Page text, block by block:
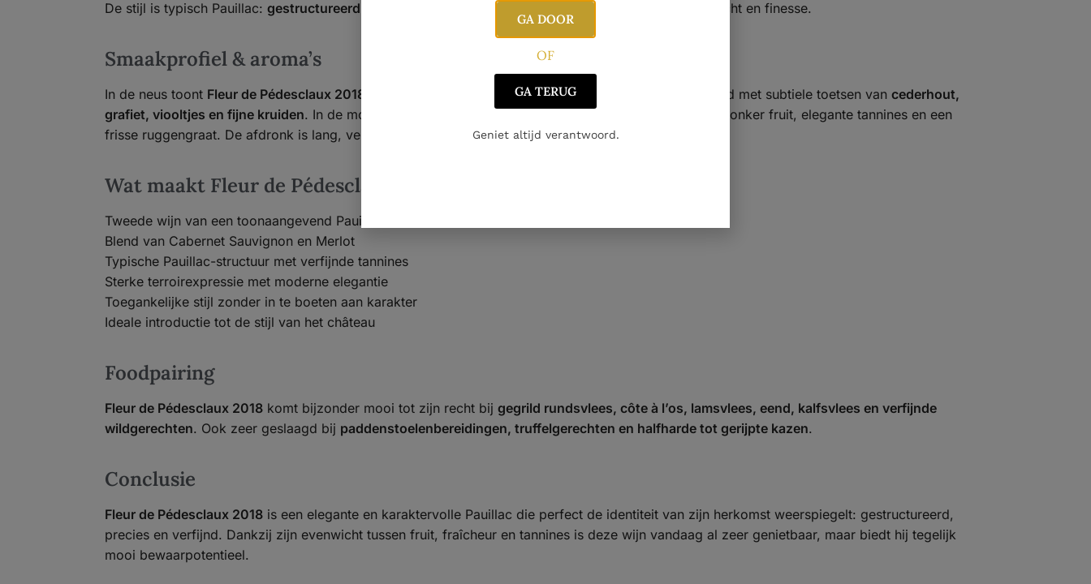
De stijl is typisch Pauillac: gestructureerd, zuiver en evenwichtig , met een mooie combinatie van kracht en finesse.
Smaakprofiel & aroma’s
In de neus toont Fleur de Pédesclaux 2018 zwarte bes, braambes en rijpe kers , aangevuld met subtiele toetsen van cederhout,
grafiet, viooltjes en fijne kruiden. In de mond is de wijn harmonieus en precies opgebouwd, met rijp donker fruit, elegante tannines en een
frisse ruggengraat. De afdronk is lang, verfijnd en licht kruidig.
Wat maakt Fleur de Pédesclaux 2018 uniek
Tweede wijn van een toonaangevend Pauillac-domein
Blend van Cabernet Sauvignon en Merlot
Typische Pauillac-structuur met verfijnde tannines
Sterke terroirexpressie met moderne elegantie
Toegankelijke stijl zonder in te boeten aan karakter
Ideale introductie tot de stijl van het château
Foodpairing
Fleur de Pédesclaux 2018komt bijzonder mooi tot zijn recht bij gegrild rundsvlees, côte à l’os, lamsvlees, eend, kalfsvlees en verfijnde
wildgerechten. Ook zeer geslaagd bij paddenstoelenbereidingen, truffelgerechten en halfharde tot gerijpte kazen.
Conclusie
Fleur de Pédesclaux 2018is een elegante en karaktervolle Pauillac die perfect de identiteit van zijn herkomst weerspiegelt: gestructureerd,
precies en verfijnd. Dankzij zijn evenwicht tussen fruit, fraîcheur en tannines is deze wijn vandaag al zeer genietbaar, maar biedt hij tegelijk
mooi bewaarpotentieel.
GA DOOR
OF
GA TERUG
Geniet altijd verantwoord.